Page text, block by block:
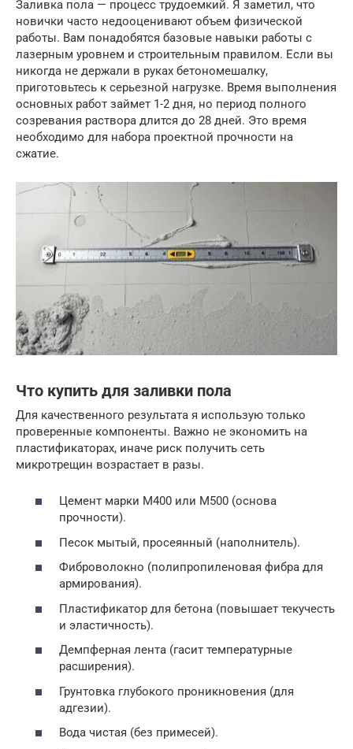
Заливка пола — процесс трудоемкий. Я заметил, что
новички часто недооценивают объем физической
работы. Вам понадобятся базовые навыки работы с
лазерным уровнем и строительным правилом. Если вы
никогда не держали в руках бетономешалку,
приготовьтесь к серьезной нагрузке. Время выполнения
основных работ займет 1-2 дня, но период полного
созревания раствора длится до 28 дней. Это время
необходимо для набора проектной прочности на
сжатие.
Что купить для заливки пола
Для качественного результата я использую только
проверенные компоненты. Важно не экономить на
пластификаторах, иначе риск получить сеть
микротрещин возрастает в разы.
Цемент марки М400 или М500 (основа
прочности).
Песок мытый, просеянный (наполнитель).
Фиброволокно (полипропиленовая фибра для
армирования).
Пластификатор для бетона (повышает текучесть
и эластичность).
Демпферная лента (гасит температурные
расширения).
Грунтовка глубокого проникновения (для
адгезии).
Вода чистая (без примесей).